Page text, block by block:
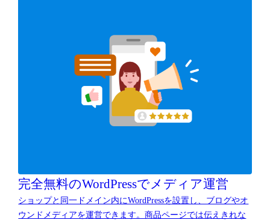
完全無料のWordPressでメディア運営
ショップと同一ドメイン内にWordPressを設置し、ブログやオ
ウンドメディアを運営できます。商品ページでは伝えきれな